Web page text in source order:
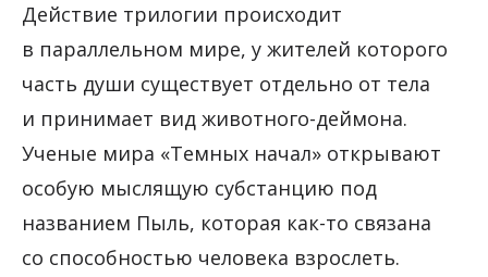
Действие трилогии происходит
в параллельном мире, у жителей которого
часть души существует отдельно от тела
и принимает вид животного-деймона.
Ученые мира «Темных начал» открывают
особую мыслящую субстанцию под
названием Пыль, которая как-то связана
со способностью человека взрослеть.